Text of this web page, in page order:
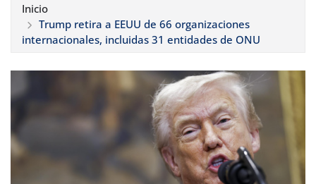
Inicio
Trump retira a EEUU de 66 organizaciones
internacionales, incluidas 31 entidades de ONU